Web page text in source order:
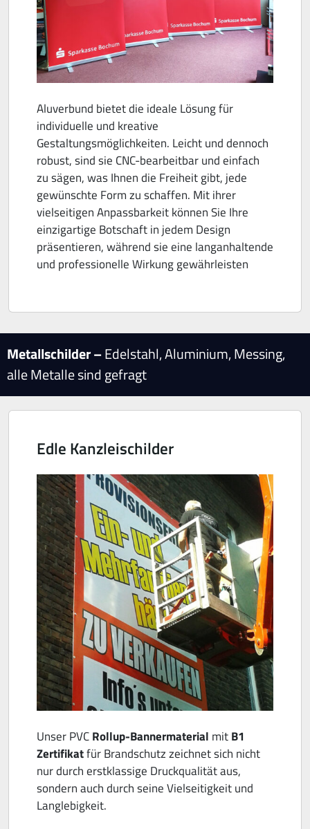
Aluverbund bietet die ideale Lösung für
individuelle und kreative
Gestaltungsmöglichkeiten. Leicht und dennoch
robust, sind sie CNC-bearbeitbar und einfach
zu sägen, was Ihnen die Freiheit gibt, jede
gewünschte Form zu schaffen. Mit ihrer
vielseitigen Anpassbarkeit können Sie Ihre
einzigartige Botschaft in jedem Design
präsentieren, während sie eine langanhaltende
und professionelle Wirkung gewährleisten
Metallschilder –Edelstahl, Aluminium, Messing,
alle Metalle sind gefragt
Edle Kanzleischilder
Unser PVCRollup-Bannermaterial mitB1
Zertifikatfür Brandschutz zeichnet sich nicht
nur durch erstklassige Druckqualität aus,
sondern auch durch seine Vielseitigkeit und
Langlebigkeit.